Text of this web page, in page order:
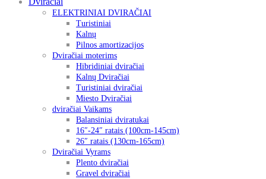
ELEKTRINIAI DVIRAČIAI
Turistiniai
Kalnų
Pilnos amortizacijos
Dviračiai moterims
Hibridiniai dviračiai
Kalnų Dviračiai
Turistiniai dviračiai
Miesto Dviračiai
dviračiai Vaikams
Balansiniai dviratukai
16″-24″ ratais (100cm-145cm)
26″ ratais (130cm-165cm)
Dviračiai Vyrams
Plento dviračiai
Gravel dviračiai